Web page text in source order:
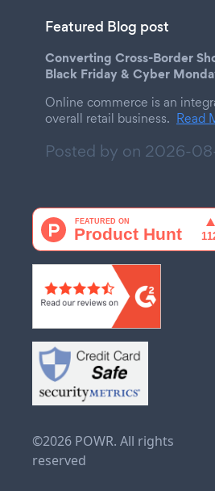
Featured Blog post
Converting Cross-Border
Black Friday & Cyber
Online commerce is an
overall retail business. Read
Posted by on 2026-
©2026 POWR. All rights
reserved